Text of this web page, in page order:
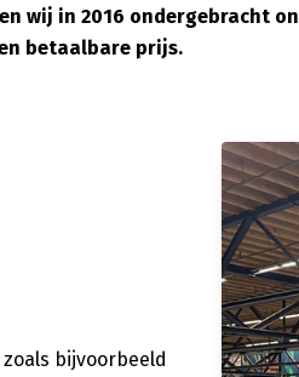
wij in 2016 ondergebracht
betaalbare prijs.
bijvoorbeeld